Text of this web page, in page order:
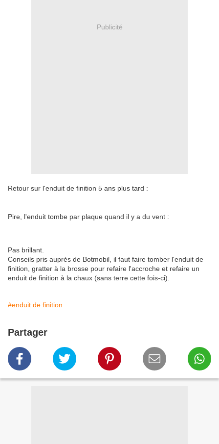
Publicité
Retour sur l'enduit de finition 5 ans plus tard :
Pire, l'enduit tombe par plaque quand il y a du vent :
Pas brillant.
Conseils pris auprès de Botmobil, il faut faire tomber l'enduit de
finition, gratter à la brosse pour refaire l'accroche et refaire un
enduit de finition à la chaux (sans terre cette fois-ci).
#enduit de finition
Partager